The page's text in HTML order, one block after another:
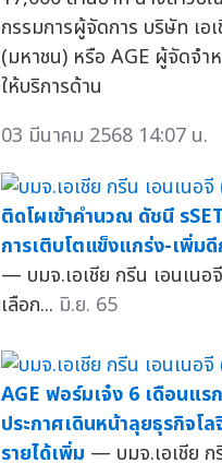
กรรมการผู้จัดการ บริษัท เอ
(มหาชน) หรือ AGE ผู้จัดจ
ให้บริการด้าน
03 มีนาคม 2568 14:07 น.
ติดโผเข้าคำนวณ ดัชนี
การเติบโตแข็งแกร่ง-เพิ่ม
— บมจ.เอเชีย กรีน เอนเนอ
เลือก... มิ.ย. 65
AGE ฟอร์มเจ๋ง 6 เดือนแร
ประกาศเดินหน้าลุยธุรกิจ
รายได้เพิ่ม — บมจ.เอเชีย ก